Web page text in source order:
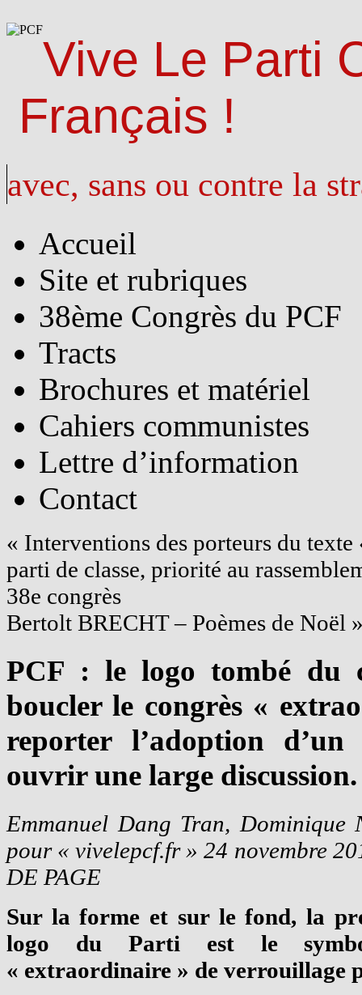
Vive Le Parti
Français !
avec, sans ou contre la
Accueil
Site et rubriques
38ème Congrès du PCF
Tracts
Brochures et matériel
Cahiers communistes
Lettre d’information
Contact
« Interventions des porteurs du texte
parti de classe, priorité au
38e congrès
Bertolt BRECHT – Poèmes de Noël
PCF : le logo tombé du
boucler le congrès «
reporter l’adoption
ouvrir une large
Emmanuel Dang Tran, Dominique
pour « vivelepcf.fr » 24 novembre
DE PAGE
Sur la forme et sur le fond, la
logo du Parti est le
« extraordinaire » de verrouillage